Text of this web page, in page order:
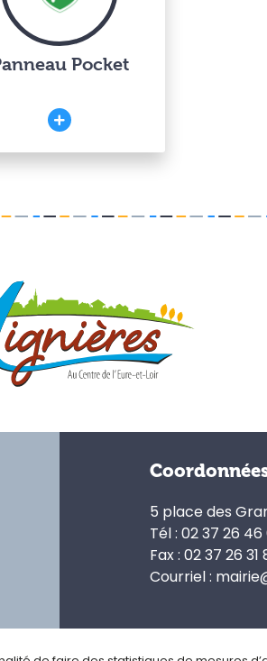
Pocket
5 place des
Tél : 02 37 26 46
Fax : 02 37 26 31
Courriel :